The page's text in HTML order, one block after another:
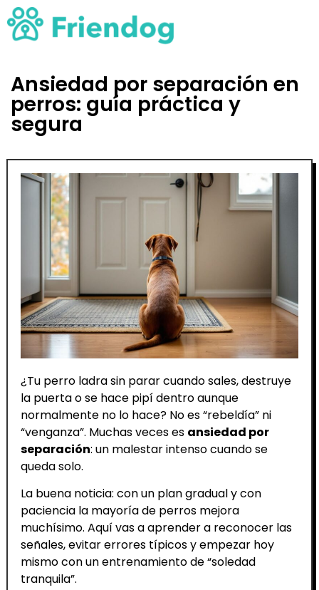
Ansiedad por separación en
perros: guía práctica y
segura
¿Tu perro ladra sin parar cuando sales, destruye
la puerta o se hace pipí dentro aunque
normalmente no lo hace? No es “rebeldía” ni
“venganza”. Muchas veces es ansiedad por
separación: un malestar intenso cuando se
queda solo.
La buena noticia: con un plan gradual y con
paciencia la mayoría de perros mejora
muchísimo. Aquí vas a aprender a reconocer las
señales, evitar errores típicos y empezar hoy
mismo con un entrenamiento de “soledad
tranquila”.